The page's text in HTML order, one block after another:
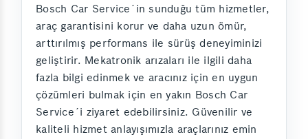
Bosch Car Service´in sunduğu tüm hizmetler,
araç garantisini korur ve daha uzun ömür,
arttırılmış performans ile sürüş deneyiminizi
geliştirir. Mekatronik arızaları ile ilgili daha
fazla bilgi edinmek ve aracınız için en uygun
çözümleri bulmak için en yakın Bosch Car
Service´i ziyaret edebilirsiniz. Güvenilir ve
kaliteli hizmet anlayışımızla araçlarınız emin